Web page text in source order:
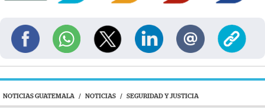
NOTICIAS GUATEMALA / NOTICIAS / SEGURIDAD Y JUSTICIA